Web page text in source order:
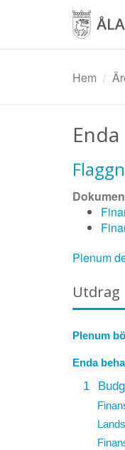
Hem
Plenum
Plenum
Enda
1